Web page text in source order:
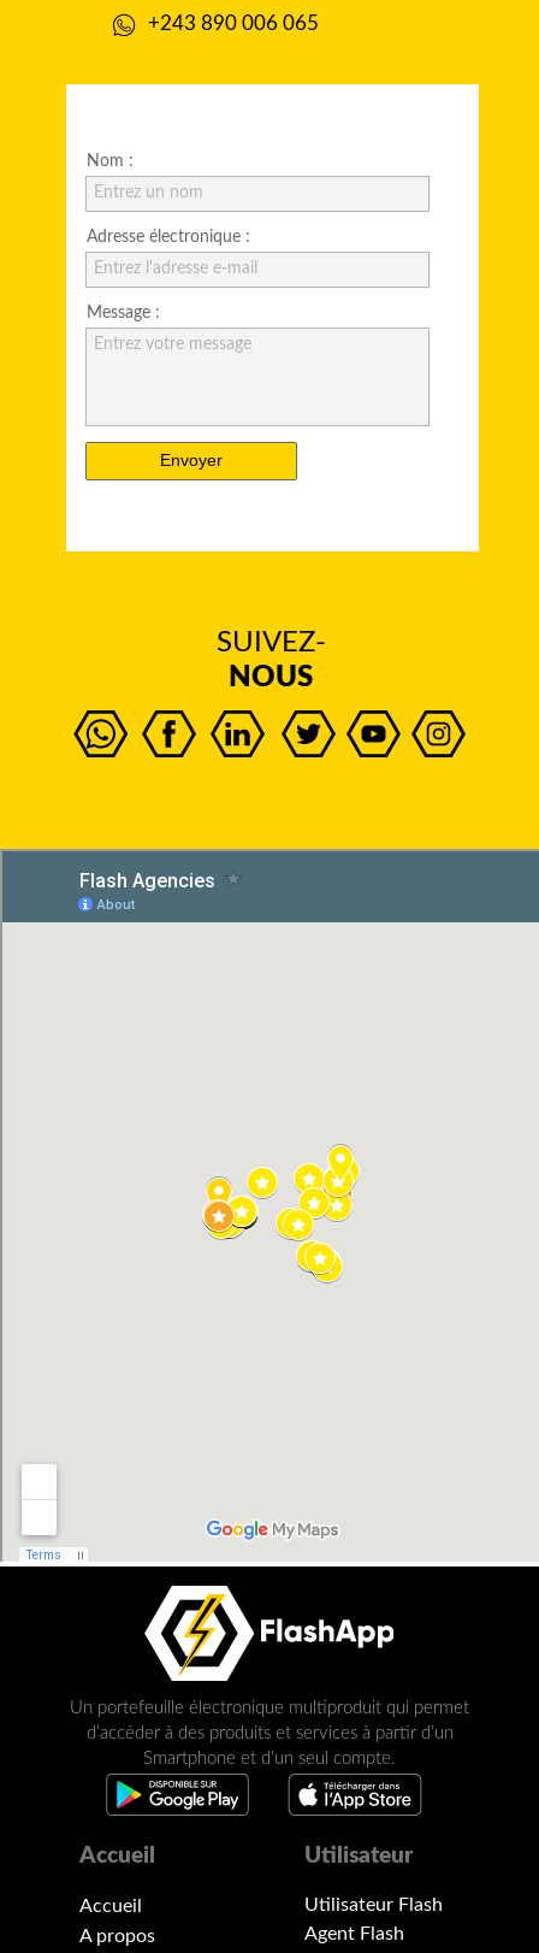
+243 890 006 065
Nom :
Entrez un nom
Adresse électronique :
Entrez l'adresse e-mail
Message :
Entrez votre message
Envoyer
SUIVEZ-
NOUS
Un portefeuille électronique multiproduit qui permet
d’accéder à des produits et services à partir d’un
Smartphone et d'un seul compte.
Accueil Utilisateur
Accueil
Utilisateur Flash
A propos
Agent Flash